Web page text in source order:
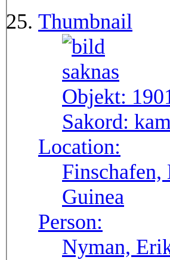
Thumbnail
Objekt:
Sakord:
Location:
Finschafen,
Guinea
Person:
Nyman,